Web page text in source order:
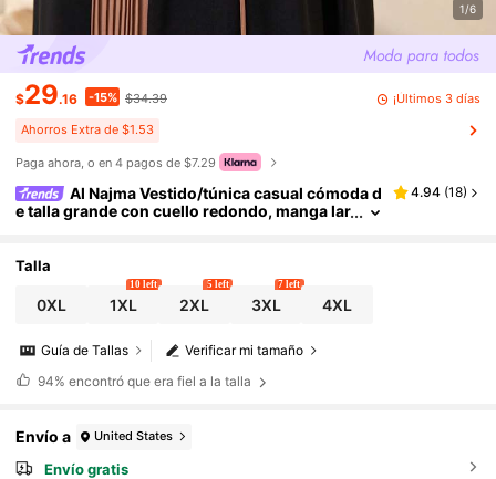
1/6
$29.16 -15% $34.39 ¡Últimos 3 días
Ahorros Extra de $1.53
Paga ahora, o en 4 pagos de $7.29
Al Najma Vestido/túnica casual cómoda d
e talla grande con cuello redondo, manga lar
4.94 (18)
Talla
0XL 1XL
10 left
2XL
5 left
3XL
7 left
4XL
Verificar mi tamaño
Guía de Tallas
94% encontró que era fiel a la talla
Envío a United States
Envío gratis